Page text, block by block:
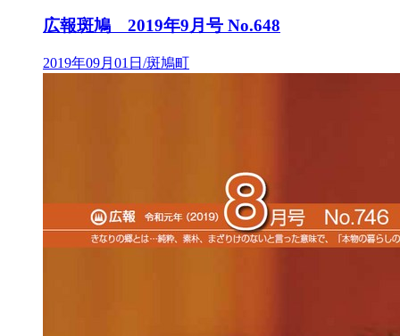
広報斑鳩 2019年9月号 No.648
2019年09月01日/斑鳩町